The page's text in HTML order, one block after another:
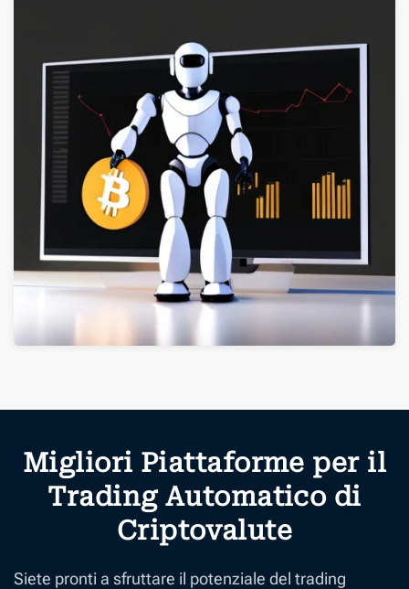
Migliori Piattaforme per il
Trading Automatico di
Criptovalute
Siete pronti a sfruttare il potenziale del trading